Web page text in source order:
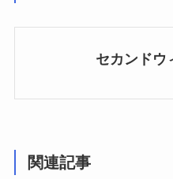
セカンドウ
関連記事